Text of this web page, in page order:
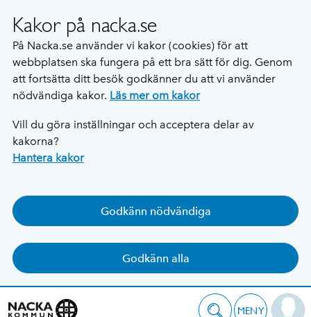
Kakor på nacka.se
På Nacka.se använder vi kakor (cookies) för att
webbplatsen ska fungera på ett bra sätt för dig. Genom
att fortsätta ditt besök godkänner du att vi använder
nödvändiga kakor. Läs mer om kakor
Vill du göra inställningar och acceptera delar av
kakorna?
Hantera kakor
Godkänn nödvändiga
Godkänn alla
MENY